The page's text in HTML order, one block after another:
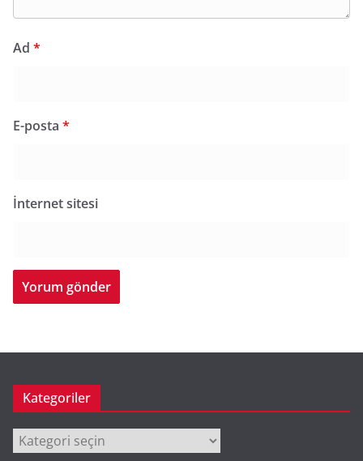
Ad *
E-posta *
İnternet sitesi
Kategoriler
Kategoriler